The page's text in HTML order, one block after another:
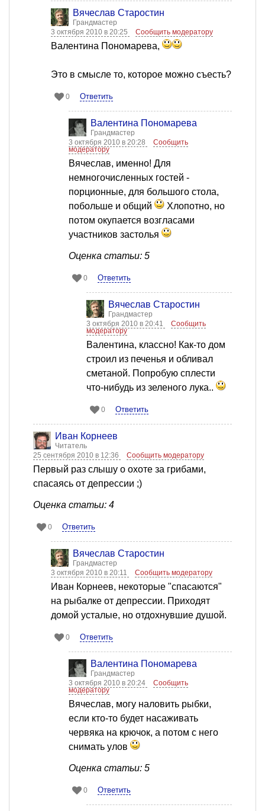
Вячеслав Старостин
Грандмастер
3 октября 2010 в 20:25
Сообщить модератору
Валентина Пономарева,
Это в смысле то, которое можно съесть?
0 Ответить
Валентина Пономарева
Грандмастер
3 октября 2010 в 20:28
Сообщить
модератору
Вячеслав, именно! Для
немногочисленных гостей -
порционные, для большого стола,
побольше и общий
Хлопотно, но
потом окупается возгласами
участников застолья
Оценка статьи: 5
0 Ответить
Вячеслав Старостин
Грандмастер
3 октября 2010 в 20:41
Сообщить
модератору
Валентина, классно! Как-то дом
строил из печенья и обливал
сметаной. Попробую сплести
что-нибудь из зеленого лука..
0 Ответить
Иван Корнеев
Читатель
25 сентября 2010 в 12:36
Сообщить модератору
Первый раз слышу о охоте за грибами,
спасаясь от депрессии ;)
Оценка статьи: 4
0 Ответить
Вячеслав Старостин
Грандмастер
3 октября 2010 в 20:11
Сообщить модератору
Иван Корнеев, некоторые "спасаются"
на рыбалке от депрессии. Приходят
домой усталые, но отдохнувшие душой.
0 Ответить
Валентина Пономарева
Грандмастер
3 октября 2010 в 20:24
Сообщить
модератору
Вячеслав, могу наловить рыбки,
если кто-то будет насаживать
червяка на крючок, а потом с него
снимать улов
Оценка статьи: 5
0 Ответить